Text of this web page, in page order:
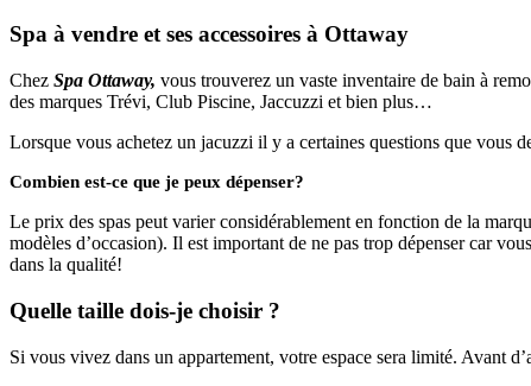
Spa à vendre et ses accessoires à Ottaway
Chez Spa Ottaway, vous trouverez un vaste inventaire de bain à
des marques Trévi, Club Piscine, Jaccuzzi et bien plus…
Lorsque vous achetez un jacuzzi il y a certaines questions que vous
Combien est-ce que je peux dépenser?
Le prix des spas peut varier considérablement en fonction de la
modèles d’occasion). Il est important de ne pas trop dépenser car
dans la qualité!
Quelle taille dois-je choisir ?
Si vous vivez dans un appartement, votre espace sera limité. Avant